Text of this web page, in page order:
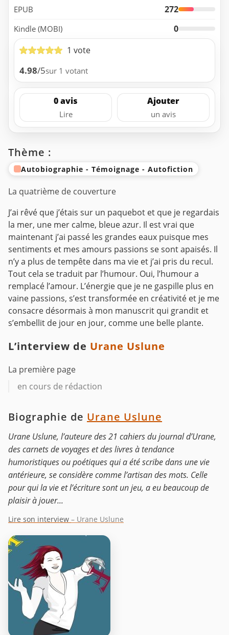
EPUB 272
Kindle (MOBI)
0
1 vote
4.98/5sur 1 votant
0 avis
Lire
Ajouter
un avis
Thème :
Autobiographie - Témoignage - Autofiction
La quatrième de couverture
J’ai rêvé que j’étais sur un paquebot et que je regardais
la mer, une mer calme, bleue azur. Il est vrai que
maintenant j’ai passé les grandes eaux puisque mes
sentiments et mes amours passions se sont apaisés. Il
n’y a plus de tempête dans ma vie et j’ai pris du recul.
Tout cela se traduit par l’humour. Oui, l’humour a
remplacé l’amour. L’énergie que je ne gaspille plus en
vaine passions, s’est transformée en créativité et je me
consacre désormais à mon manuscrit qui grandit et
s’embellit de jour en jour, comme une belle plante.
L’interview de Urane Uslune
La première page
en cours de rédaction
Biographie de Urane Uslune
Urane Uslune, l’auteure des 21 cahiers du journal d’Urane,
des carnets de voyages et des livres à tendance
humoristiques ou poétiques qui a été scribe dans une vie
antérieure, se considère comme l’artisan des mots. Celle
pour qui la vie et l’écriture sont un jeu, a eu beaucoup de
plaisir à jouer...
Lire son interview – Urane Uslune